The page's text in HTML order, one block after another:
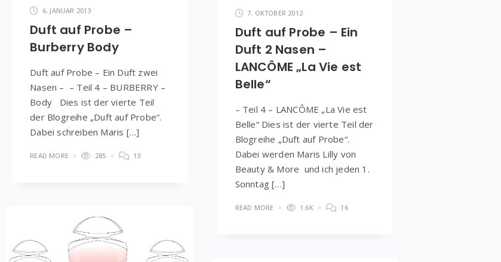
6. JANUAR 2013
Duft auf Probe –
Burberry Body
Duft auf Probe – Ein Duft zwei
Nasen – – Teil 4 – BURBERRY –
Body Dies ist der vierte Teil
der Blogreihe „Duft auf Probe“.
Dabei schreiben Maris […]
READ MORE 285 13
7. OKTOBER 2012
Duft auf Probe – Ein
Duft 2 Nasen –
LANCÔME „La Vie est
Belle“
– Teil 4 – LANCÔME „La Vie est
Belle“ Dies ist der vierte Teil der
Blogreihe „Duft auf Probe“.
Dabei werden Maris Lilly von
Beauty & More und ich jeden 1.
Sonntag […]
READ MORE 1.6K 16